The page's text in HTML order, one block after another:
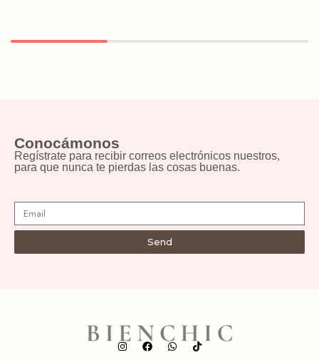
Conocámonos
Regístrate para recibir correos electrónicos nuestros,
para que nunca te pierdas las cosas buenas.
Send